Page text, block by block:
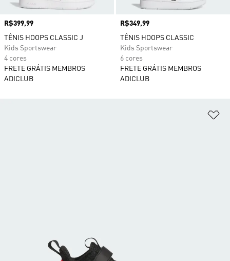
Preço
R$399,99
TÊNIS HOOPS CLASSIC J
Kids Sportswear
4 cores
FRETE GRÁTIS MEMBROS
ADICLUB
Preço
R$349,99
TÊNIS HOOPS CLASSIC
Kids Sportswear
6 cores
FRETE GRÁTIS MEMBROS
ADICLUB